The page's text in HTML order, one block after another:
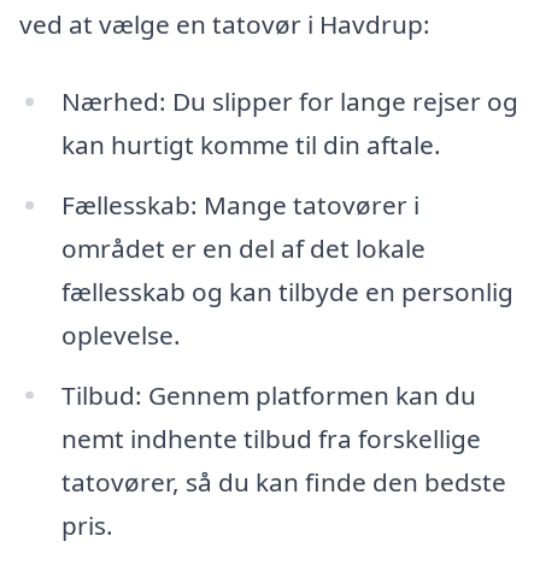
ved at vælge en tatovør i Havdrup:
Nærhed: Du slipper for lange rejser og
kan hurtigt komme til din aftale.
Fællesskab: Mange tatovører i
området er en del af det lokale
fællesskab og kan tilbyde en personlig
oplevelse.
Tilbud: Gennem platformen kan du
nemt indhente tilbud fra forskellige
tatovører, så du kan finde den bedste
pris.